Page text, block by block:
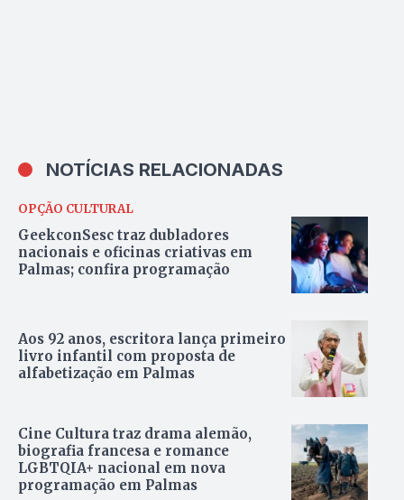
NOTÍCIAS RELACIONADAS
OPÇÃO CULTURAL
GeekconSesc traz dubladores
nacionais e oficinas criativas em
Palmas; confira programação
Aos 92 anos, escritora lança primeiro
livro infantil com proposta de
alfabetização em Palmas
Cine Cultura traz drama alemão,
biografia francesa e romance
LGBTQIA+ nacional em nova
programação em Palmas